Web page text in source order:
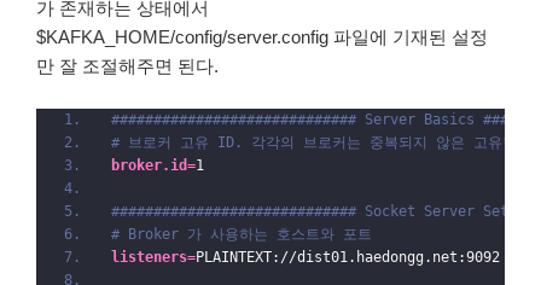
가 존재하는 상태에서
$KAFKA_HOME/config/server.config 파일에 기재된 설정
만 잘 조절해주면 된다.
############################# Server Basics
# 브로커 고유 ID. 각각의 브로커는 중복되지 않은 고유한
broker.id=1
############################# Socket Server
# Broker 가 사용하는 호스트와 포트
listeners=PLAINTEXT://dist01.haedongg.net:9092